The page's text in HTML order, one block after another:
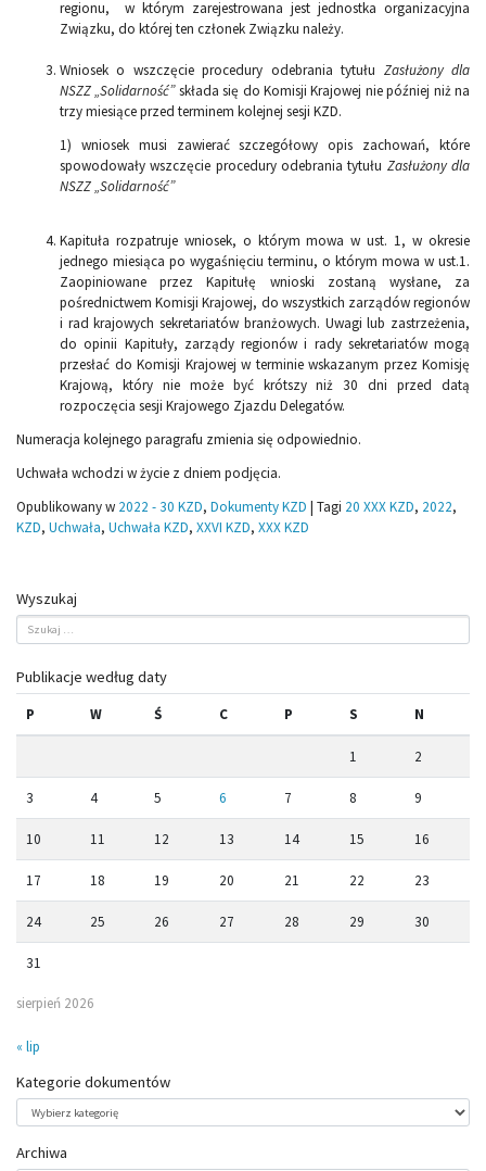
regionu, w którym zarejestrowana jest jednostka organizacyjna
Związku, do której ten członek Związku należy.
Wniosek o wszczęcie procedury odebrania tytułu Zasłużony dla
NSZZ „Solidarność”składa się do Komisji Krajowej nie później niż na
trzy miesiące przed terminem kolejnej sesji KZD.
1) wniosek musi zawierać szczegółowy opis zachowań, które
spowodowały wszczęcie procedury odebrania tytułu Zasłużony dla
NSZZ „Solidarność”
Kapituła rozpatruje wniosek, o którym mowa w ust. 1, w okresie
jednego miesiąca po wygaśnięciu terminu, o którym mowa w ust.1.
Zaopiniowane przez Kapitułę wnioski zostaną wysłane, za
pośrednictwem Komisji Krajowej, do wszystkich zarządów regionów
i rad krajowych sekretariatów branżowych. Uwagi lub zastrzeżenia,
do opinii Kapituły, zarządy regionów i rady sekretariatów mogą
przesłać do Komisji Krajowej w terminie wskazanym przez Komisję
Krajową, który nie może być krótszy niż 30 dni przed datą
rozpoczęcia sesji Krajowego Zjazdu Delegatów.
Numeracja kolejnego paragrafu zmienia się odpowiednio.
Uchwała wchodzi w życie z dniem podjęcia.
Opublikowany w 2022 - 30 KZD, Dokumenty KZD | Tagi 20 XXX KZD, 2022,
KZD, Uchwała, Uchwała KZD, XXVI KZD, XXX KZD
Wyszukaj
Publikacje według daty
sierpień 2026
P W Ś C P S N
1 2
3 4 5 6 7 8 9
10 11 12 13 14 15 16
17 18 19 20 21 22 23
24 25 26 27 28 29 30
31
« lip
Kategorie dokumentów
dokumentów
Archiwa